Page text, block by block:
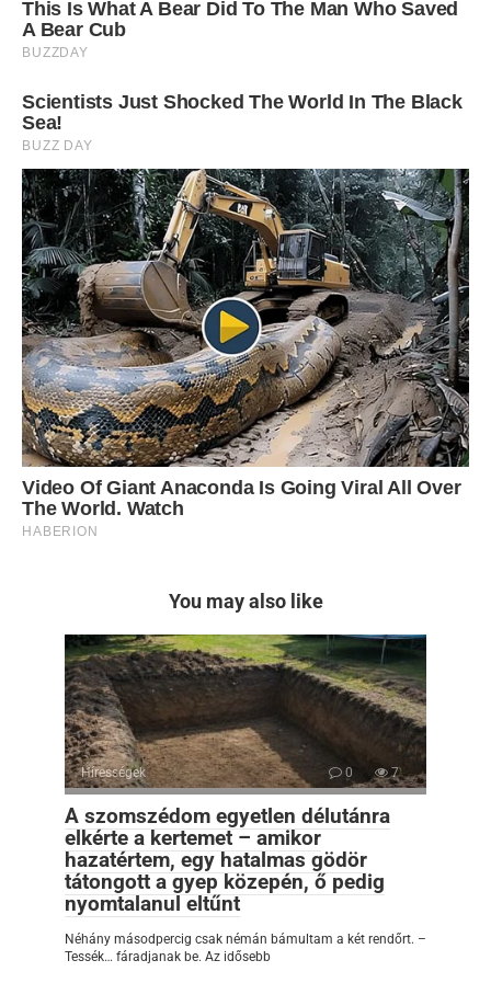
You may also like
Hírességek 0 7
A szomszédom egyetlen délutánra
elkérte a kertemet – amikor
hazatértem, egy hatalmas gödör
tátongott a gyep közepén, ő pedig
nyomtalanul eltűnt
Néhány másodpercig csak némán bámultam a két rendőrt. –
Tessék… fáradjanak be. Az idősebb